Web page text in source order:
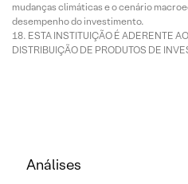
mudanças climáticas e o cenário
desempenho do investimento.
ESTA INSTITUIÇÃO É ADERENTE
DISTRIBUIÇÃO DE PRODUTOS DE
Análises